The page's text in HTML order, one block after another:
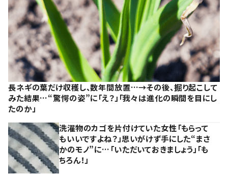
長ネギの葉だけ収穫し、数年間放置…→その後、掘り起こして
みた結果…“驚愕の姿”に「え？」「我々は進化の瞬間を目にし
たのか」
洗濯物のカゴを片付けていた女性「もらって
もいいですよね？」思いがけず手にした“まさ
かのモノ”に…「いただいておきましょう」「も
ちろん！」